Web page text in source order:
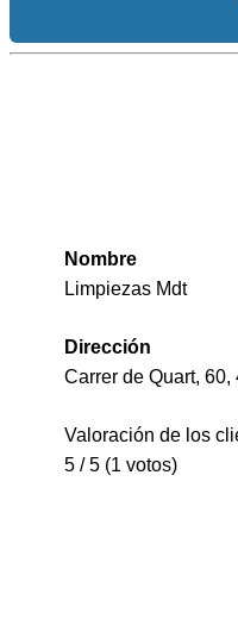
Nombre
Limpiezas Mdt
Dirección
Carrer de Quart,
Valoración de los
5 / 5 (1 votos)